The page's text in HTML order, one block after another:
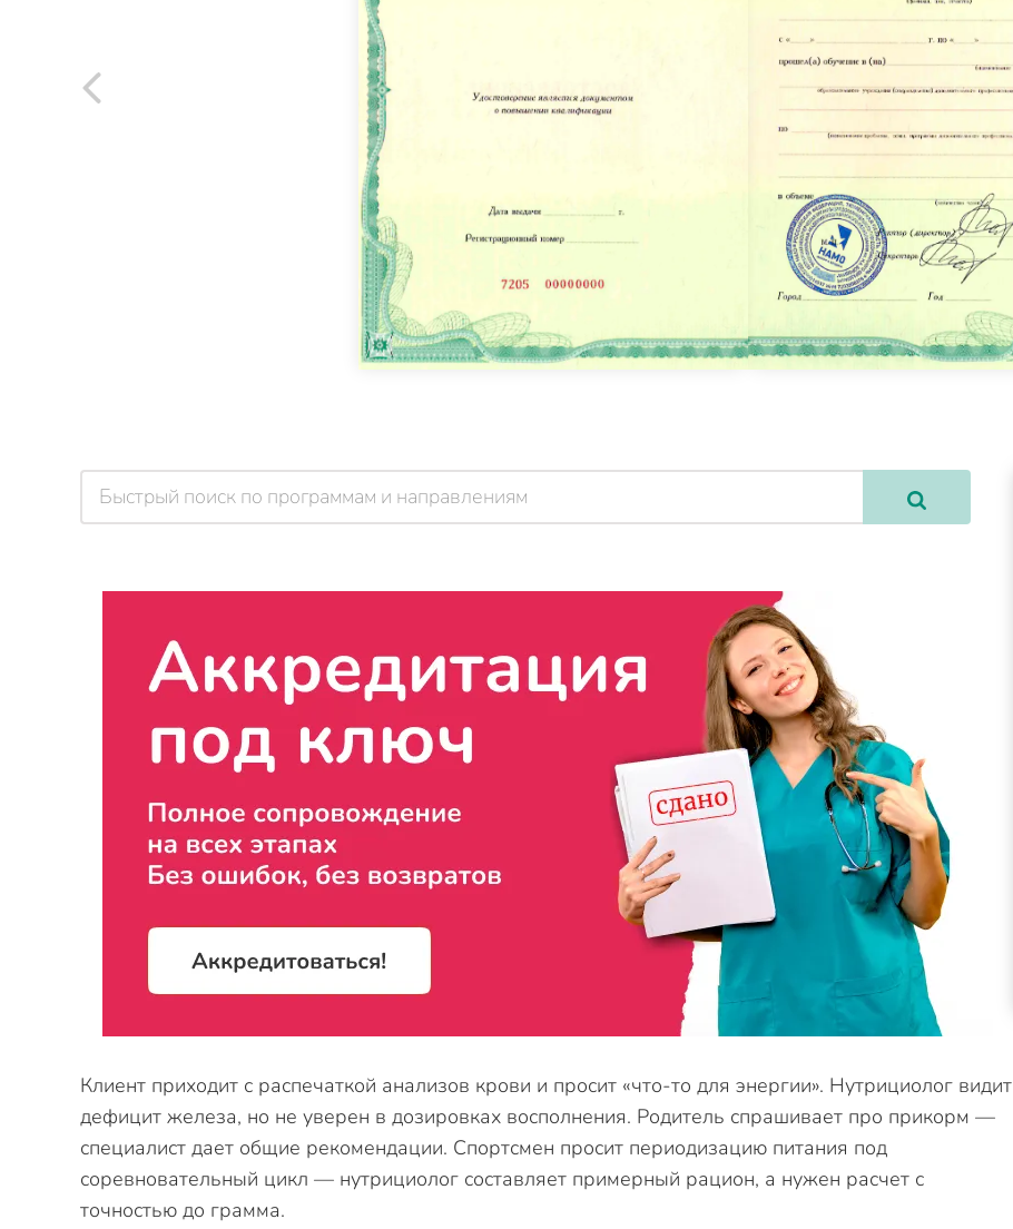
Клиент приходит с распечаткой анализов крови и просит «что-то для энергии». Нутрициолог видит
дефицит железа, но не уверен в дозировках восполнения. Родитель спрашивает про прикорм —
специалист дает общие рекомендации. Спортсмен просит периодизацию питания под
соревновательный цикл — нутрициолог составляет примерный рацион, а нужен расчет с
точностью до грамма.